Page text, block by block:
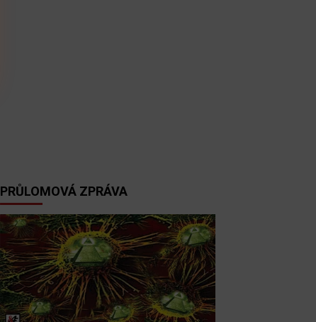
PRŮLOMOVÁ ZPRÁVA